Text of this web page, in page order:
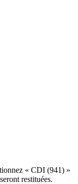
« CDI (941) »
restituées.